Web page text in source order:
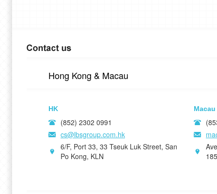
Hong Kong & Macau
HK
(852) 2302 0991
cs@lbsgroup.com.hk
6/F, Port 33, 33 Tseuk Luk Street, San
Po Kong, KLN
Macau